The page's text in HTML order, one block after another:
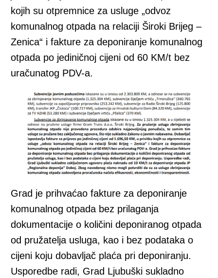
kojih su otpremnice za usluge „odvoz
komunalnog otpada na relaciji Široki Brijeg –
Zenica“ i fakture za deponiranje komunalnog
otpada po jediničnoj cijeni od 60 KM/t bez
uračunatog PDV-a.
Grad je prihvaćao fakture za deponiranje
komunalnog otpada bez prilaganja
dokumentacije o količini deponiranog otpada
od pružatelja usluga, kao i bez podataka o
cijeni koju dobavljač plaća pri deponiranju.
Usporedbe radi, Grad Ljubuški sukladno